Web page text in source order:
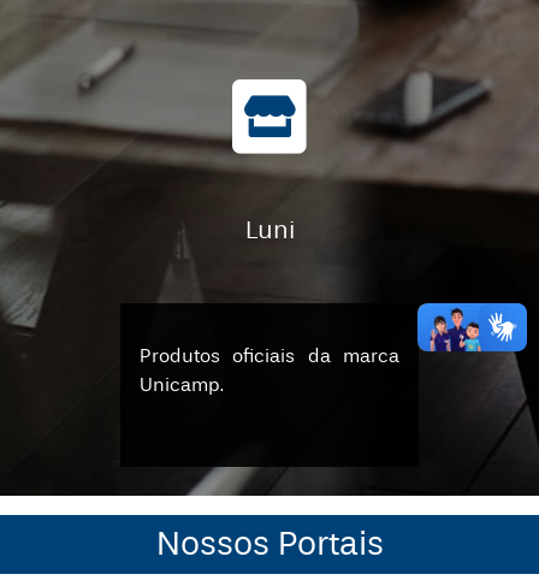
Luni
Produtos oficiais da marca
Unicamp.
Nossos Portais